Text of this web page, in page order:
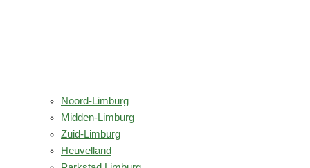
Noord-Limburg
Midden-Limburg
Zuid-Limburg
Heuvelland